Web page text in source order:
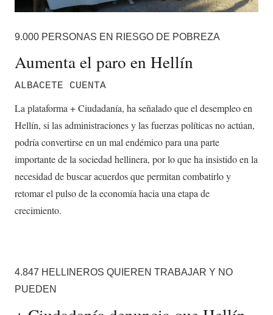
9.000 PERSONAS EN RIESGO DE POBREZA
Aumenta el paro en Hellín
ALBACETE CUENTA
La plataforma + Ciudadanía, ha señalado que el desempleo en
Hellín, si las administraciones y las fuerzas políticas no actúan,
podría convertirse en un mal endémico para una parte
importante de la sociedad hellinera, por lo que ha insistido en la
necesidad de buscar acuerdos que permitan combatirlo y
retomar el pulso de la economía hacia una etapa de
crecimiento.
4.847 HELLINEROS QUIEREN TRABAJAR Y NO
PUEDEN